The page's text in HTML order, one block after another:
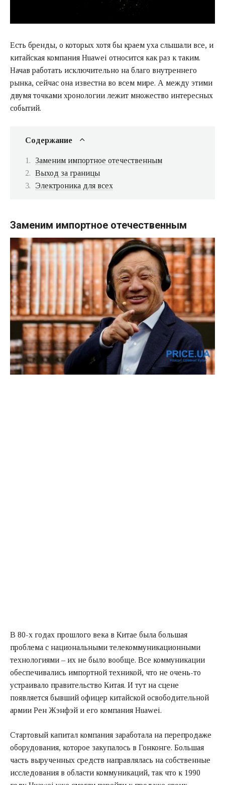
Есть бренды, о которых хотя бы краем уха слышали все, и
китайская компания Huawei относится как раз к таким.
Начав работать исключительно на благо внутреннего
рынка, сейчас она известна во всем мире. А между этими
двумя точками хронологии лежит множество интересных
событий.
Содержание
Заменим импортное отечественным
Выход за границы
Электроника для всех
Заменим импортное отечественным
В 80-х годах прошлого века в Китае была большая
проблема с национальными телекоммуникационными
технологиями – их не было вообще. Все коммуникации
обеспечивались импортной техникой, что не очень-то
устраивало правительство Китая. И тут на сцене
появляется бывший офицер китайской освободительной
армии Рен Жэнфэй и его компания Huawei.
Стартовый капитал компания заработала на перепродаже
оборудования, которое закупалось в Гонконге. Большая
часть вырученных средств направлялась на собственные
исследования в области коммуникаций, так что к 1990